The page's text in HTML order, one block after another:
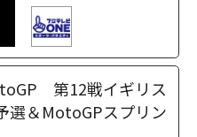
第12戦イギリス
＆MotoGPスプリン